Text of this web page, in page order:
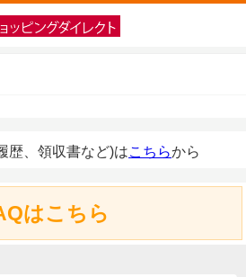
歴、領収書など)はこちらから
はこちら